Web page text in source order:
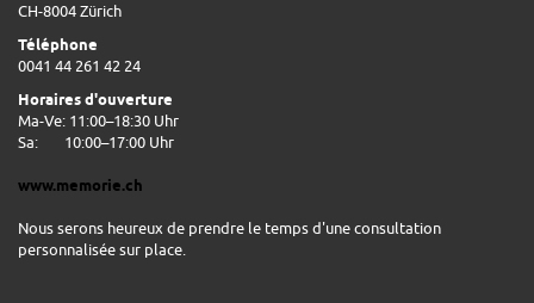
CH-8004 Zürich
Téléphone
0041 44 261 42 24
Horaires d'ouverture
Ma-Ve: 11:00–18:30 Uhr
Sa:
10:00–17:00 Uhr
www.memorie.ch
Nous serons heureux de prendre le temps d'une consultation
personnalisée sur place.